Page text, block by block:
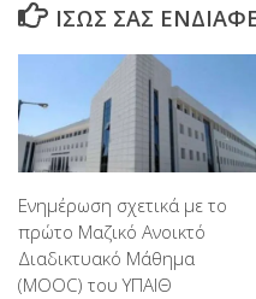
ΊΣΩΣ ΣΑΣ
Ενημέρωση σχετικά με το
πρώτο Μαζικό Ανοικτό
Διαδικτυακό Μάθημα
(MOOC) του ΥΠΑΙΘ